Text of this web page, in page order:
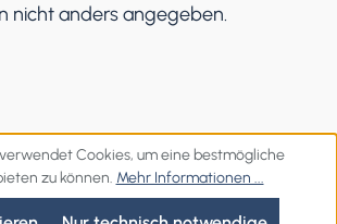
nicht anders angegeben.
Cookies, um eine bestmögliche
zu können. Mehr Informationen ...